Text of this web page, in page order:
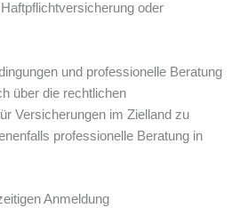
oder
und professionelle Beratung
über die rechtlichen
Versicherungen im Zielland zu
professionelle Beratung in
Anmeldung